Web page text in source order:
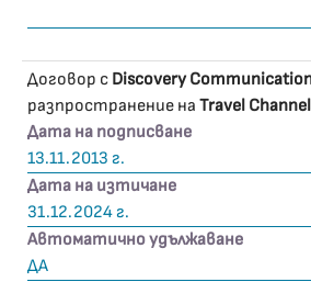
Договор с Discovery
разпространение на Travel
Дата на подписване
13.11.2013 г.
Дата на изтичане
31.12.2024 г.
Автоматично удължаване
ДА